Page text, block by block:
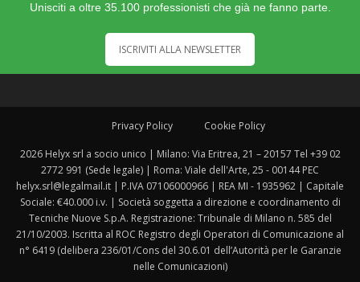
Unisciti a oltre 35.100 professionisti che già ne fanno parte.
ISCRIVITI ALLA NEWSLETTER
Privacy Policy Cookie Policy
2026 Helyx srl a socio unico | Milano: Via Eritrea, 21 – 20157 Tel +39 02
2772 991 (Sede legale) | Roma: Viale dell'Arte, 25 - 00144 PEC
helyx.srl@legalmail.it | P.IVA 07106000966 | REA MI - 1935962 | Capitale
Sociale: €40.000 i.v. | Società soggetta a direzione e coordinamento di
Tecniche Nuove S.p.A. Registrazione: Tribunale di Milano n. 585 del
21/10/2003. Iscritta al ROC Registro degli Operatori di Comunicazione al
n° 6419 (delibera 236/01/Cons del 30.6.01 dell’Autorità per le Garanzie
nelle Comunicazioni)